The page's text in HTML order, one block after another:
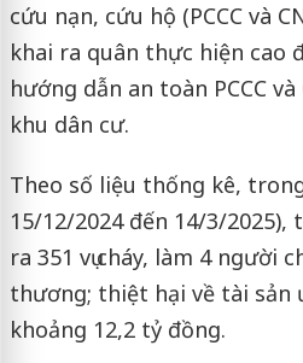
cứu nạn, cứu hộ (PCCC và
khai ra quân thực hiện cao
hướng dẫn an toàn PCCC
khu dân cư.
Theo số liệu thống kê,
15/12/2024 đến 14/3/2025),
ra 351 vụ cháy, làm 4 người
thương; thiệt hại về tài sản
khoảng 12,2 tỷ đồng.